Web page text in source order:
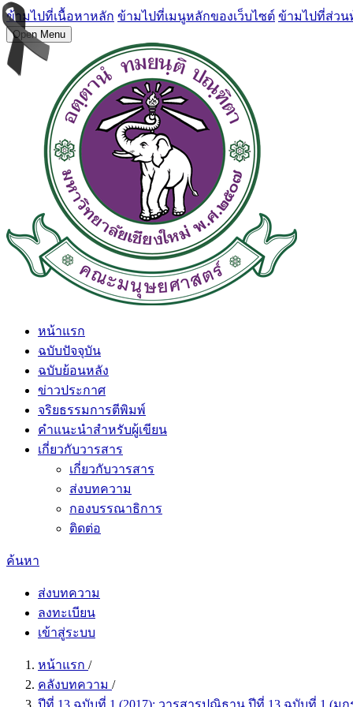
ข้ามไปที่เนื้อหาหลัก ข้ามไปที่เมนูหลักของเว็บไซต์ ข้ามไปที่ส่วน
Open Menu
หน้าแรก
ฉบับปัจจุบัน
ฉบับย้อนหลัง
ข่าวประกาศ
จริยธรรมการตีพิมพ์
คำแนะนำสำหรับผู้เขียน
เกี่ยวกับวารสาร
เกี่ยวกับวารสาร
ส่งบทความ
กองบรรณาธิการ
ติดต่อ
ค้นหา
ส่งบทความ
ลงทะเบียน
เข้าสู่ระบบ
หน้าแรก /
คลังบทความ /
ปีที่ 13 ฉบับที่ 1 (2017): วารสารปณิธาน ปีที่ 13 ฉบับที่ 1 (ม